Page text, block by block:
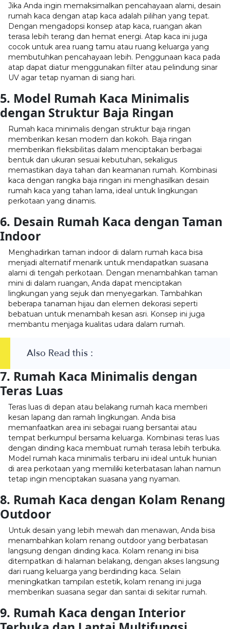
Jika Anda ingin memaksimalkan pencahayaan alami, desain
rumah kaca dengan atap kaca adalah pilihan yang tepat.
Dengan mengadopsi konsep atap kaca, ruangan akan
terasa lebih terang dan hemat energi. Atap kaca ini juga
cocok untuk area ruang tamu atau ruang keluarga yang
membutuhkan pencahayaan lebih. Penggunaan kaca pada
atap dapat diatur menggunakan filter atau pelindung sinar
UV agar tetap nyaman di siang hari.
5. Model Rumah Kaca Minimalis
dengan Struktur Baja Ringan
Rumah kaca minimalis dengan struktur baja ringan
memberikan kesan modern dan kokoh. Baja ringan
memberikan fleksibilitas dalam menciptakan berbagai
bentuk dan ukuran sesuai kebutuhan, sekaligus
memastikan daya tahan dan keamanan rumah. Kombinasi
kaca dengan rangka baja ringan ini menghasilkan desain
rumah kaca yang tahan lama, ideal untuk lingkungan
perkotaan yang dinamis.
6. Desain Rumah Kaca dengan Taman
Indoor
Menghadirkan taman indoor di dalam rumah kaca bisa
menjadi alternatif menarik untuk mendapatkan suasana
alami di tengah perkotaan. Dengan menambahkan taman
mini di dalam ruangan, Anda dapat menciptakan
lingkungan yang sejuk dan menyegarkan. Tambahkan
beberapa tanaman hijau dan elemen dekorasi seperti
bebatuan untuk menambah kesan asri. Konsep ini juga
membantu menjaga kualitas udara dalam rumah.
Also Read this :
7. Rumah Kaca Minimalis dengan
Teras Luas
Teras luas di depan atau belakang rumah kaca memberi
kesan lapang dan ramah lingkungan. Anda bisa
memanfaatkan area ini sebagai ruang bersantai atau
tempat berkumpul bersama keluarga. Kombinasi teras luas
dengan dinding kaca membuat rumah terasa lebih terbuka.
Model rumah kaca minimalis terbaru ini ideal untuk hunian
di area perkotaan yang memiliki keterbatasan lahan namun
tetap ingin menciptakan suasana yang nyaman.
8. Rumah Kaca dengan Kolam Renang
Outdoor
Untuk desain yang lebih mewah dan menawan, Anda bisa
menambahkan kolam renang outdoor yang berbatasan
langsung dengan dinding kaca. Kolam renang ini bisa
ditempatkan di halaman belakang, dengan akses langsung
dari ruang keluarga yang berdinding kaca. Selain
meningkatkan tampilan estetik, kolam renang ini juga
memberikan suasana segar dan santai di sekitar rumah.
9. Rumah Kaca dengan Interior